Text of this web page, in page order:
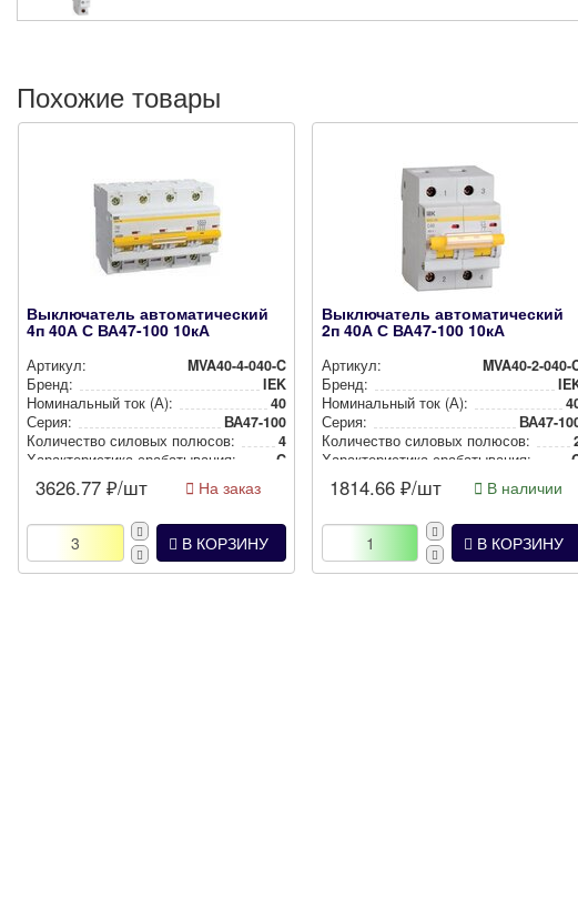
Похожие товары
Выключатель автоматический
4п 40А С ВА47-100 10кА
Артикул:
MVA40-4-040-C
Бренд:
IEK
Номи­наль­ный ток (А):
40
Серия:
ВА47-100
Количество силовых полюсов:
4
Харак­те­рис­ти­ка сра­ба­ты­ва­ния:
C
3626.77 ₽/шт На заказ
В КОРЗИНУ
Выключатель автоматический
2п 40А С ВА47-100 10кА
Артикул:
MVA40-2-040-
Бренд:
Номи­наль­ный ток (А):
Серия:
ВА47-
Количество силовых полюсов:
Харак­те­рис­ти­ка сра­ба­ты­ва­ния:
1814.66 ₽/шт В наличии
В КОРЗИНУ